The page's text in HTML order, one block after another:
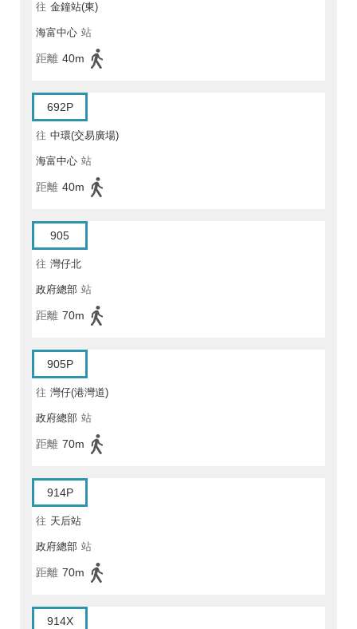
往 金鐘站(東)
海富中心 站
距離 40m
692P
往 中環(交易廣場)
海富中心 站
距離 40m
905
往 灣仔北
政府總部 站
距離 70m
905P
往 灣仔(港灣道)
政府總部 站
距離 70m
914P
往 天后站
政府總部 站
距離 70m
914X